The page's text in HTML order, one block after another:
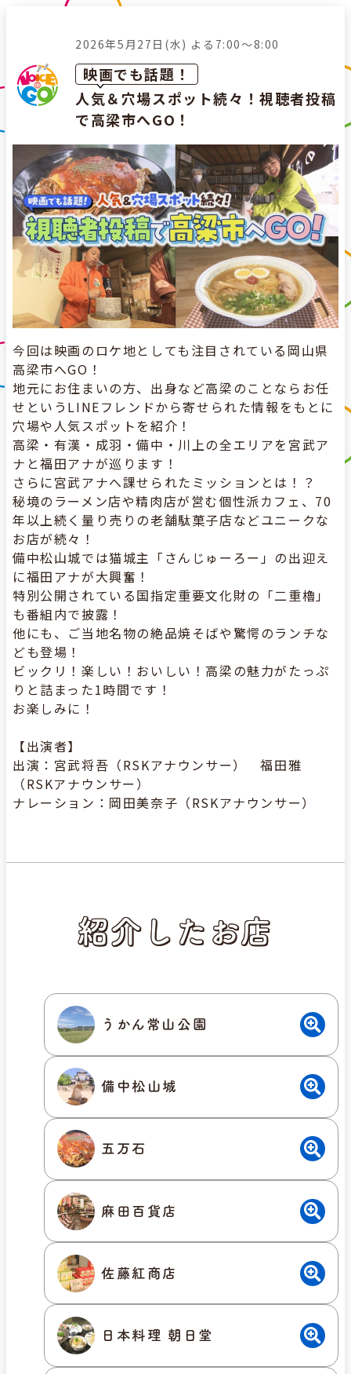
2026年5月27日(水) よる7:00～8:00
映画でも話題！
人気＆穴場スポット続々！視聴者投稿
で高梁市へGO！
今回は映画のロケ地としても注目されている岡山県
高梁市へGO！
地元にお住まいの方、出身など高梁のことならお任
せというLINEフレンドから寄せられた情報をもとに
穴場や人気スポットを紹介！
高梁・有漢・成羽・備中・川上の全エリアを宮武ア
ナと福田アナが巡ります！
さらに宮武アナへ課せられたミッションとは！？
秘境のラーメン店や精肉店が営む個性派カフェ、70
年以上続く量り売りの老舗駄菓子店などユニークな
お店が続々！
備中松山城では猫城主「さんじゅーろー」の出迎え
に福田アナが大興奮！
特別公開されている国指定重要文化財の「二重櫓」
も番組内で披露！
他にも、ご当地名物の絶品焼そばや驚愕のランチな
ども登場！
ビックリ！楽しい！おいしい！高梁の魅力がたっぷ
りと詰まった1時間です！
お楽しみに！
【出演者】
出演：宮武将吾（RSKアナウンサー） 福田雅
（RSKアナウンサー）
ナレーション：岡田美奈子（RSKアナウンサー）
紹介したお店
うかん常山公園
備中松山城
五万石
麻田百貨店
佐藤紅商店
日本料理 朝日堂